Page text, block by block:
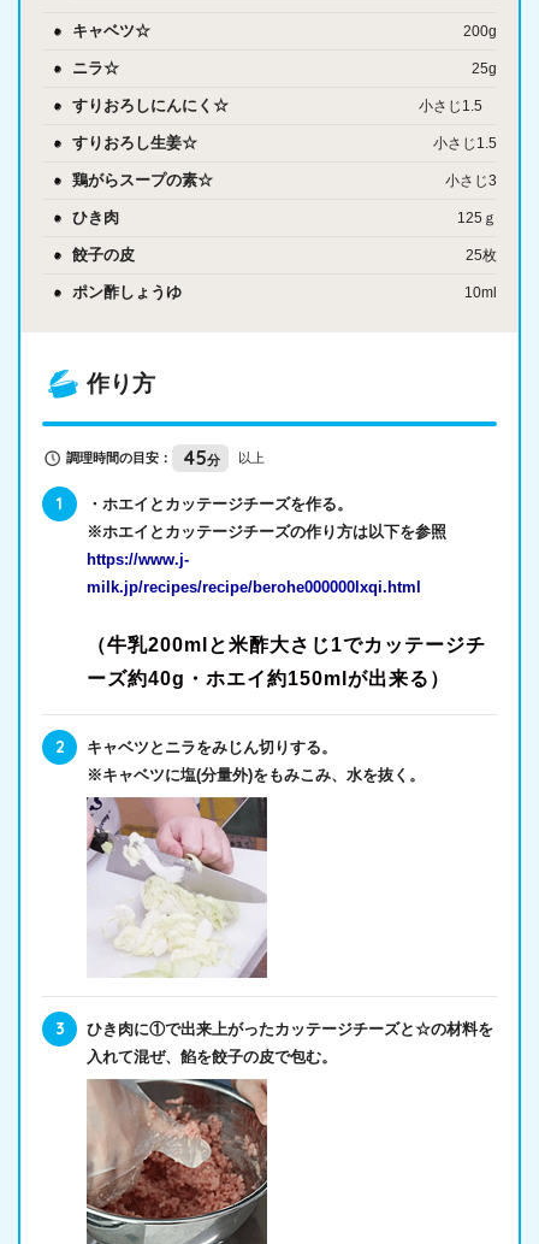
キャベツ☆ 200g
ニラ☆ 25g
すりおろしにんにく☆ 小さじ1.5
すりおろし生姜☆ 小さじ1.5
鶏がらスープの素☆ 小さじ3
ひき肉 125ｇ
餃子の皮 25枚
ポン酢しょうゆ 10ml
作り方
調理時間の目安： 45分 以上
・ホエイとカッテージチーズを作る。
※ホエイとカッテージチーズの作り方は以下を参照
https://www.j-
milk.jp/recipes/recipe/berohe000000lxqi.html
（牛乳200mlと米酢大さじ1でカッテージチ
ーズ約40g・ホエイ約150mlが出来る）
キャベツとニラをみじん切りする。
※キャベツに塩(分量外)をもみこみ、水を抜く。
ひき肉に①で出来上がったカッテージチーズと☆の材料を
入れて混ぜ、餡を餃子の皮で包む。